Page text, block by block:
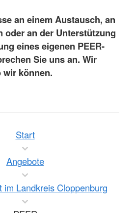
an einem Austausch, an
oder an der Unterstützung
eines eigenen PEER-
Sie uns an. Wir
wir können.
Start
Angebote
im Landkreis Cloppenburg